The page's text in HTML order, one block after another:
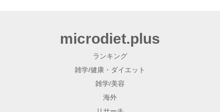
microdiet.plus
ランキング
雑学/健康・ダイエット
雑学/美容
海外